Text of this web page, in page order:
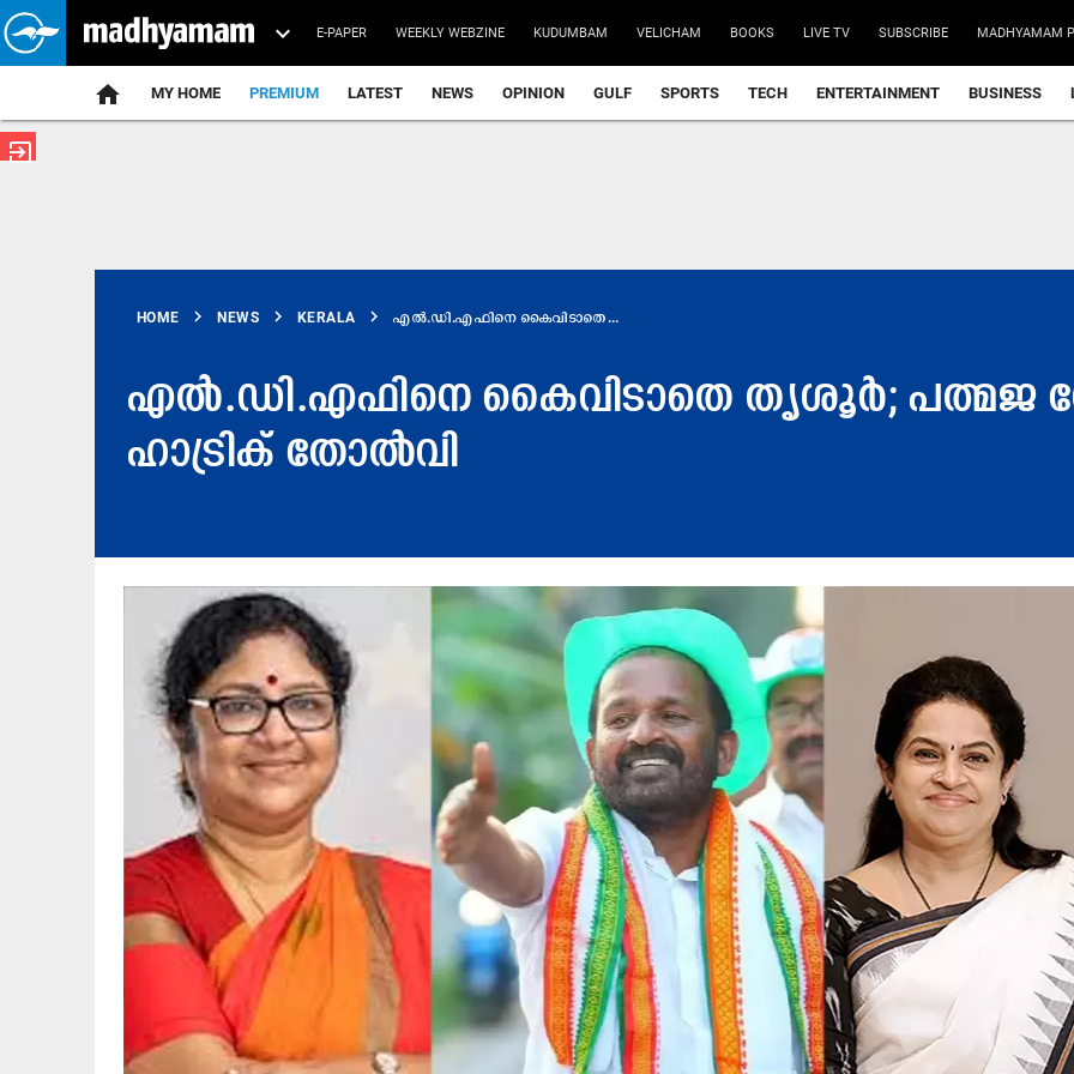
E-PAPER WEEKLY WEBZINE KUDUMBAM VELICHAM BOOKS LIVE TV SUBSCRIBE MADHYAMAM
home MY HOME PREMIUM LATEST NEWS OPINION GULF SPORTS TECH ENTERTAINMENT BUSINESS
exit_to_app
HOME chevron_right NEWS chevron_right KERALA chevron_right എൽ.ഡി.എഫിനെ കൈവിടാതെ...
എൽ.ഡി.എഫിനെ കൈവിടാതെ തൃശൂർ; പത്മജ
ഹാട്രിക് തോൽവി